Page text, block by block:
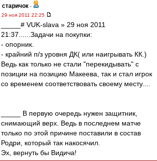
старичок -
29 ноя 2011 22:25
_____# VUK-slava » 29 ноя 2011
21:37......Задачи на покупки:
- опорник.
- крайний п/з уровня ДК( или наигрывать КК.)
Ведь как только не стали "перекидывать" с
позиции на позицию Макеева, так и стал игрок
со временем соответствовать своему месту....
_____ В первую очередь нужен защитник,
снимающий верх. Ведь в последнем матче
только по этой причине поставили в состав
Родри, который так накосячил.
Эх, вернуть бы Видича!